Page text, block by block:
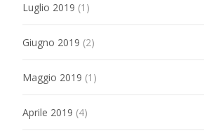
Luglio 2019 (1)
Giugno 2019 (2)
Maggio 2019 (1)
Aprile 2019 (4)